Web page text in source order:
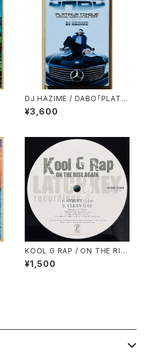
DJ HAZIME / DABO「PLATIN
UM TONGUE」SPECIAL SA
MPLER MIXTAPE
¥3,600
KOOL G RAP / ON THE RIS
E AGAIN
¥1,500